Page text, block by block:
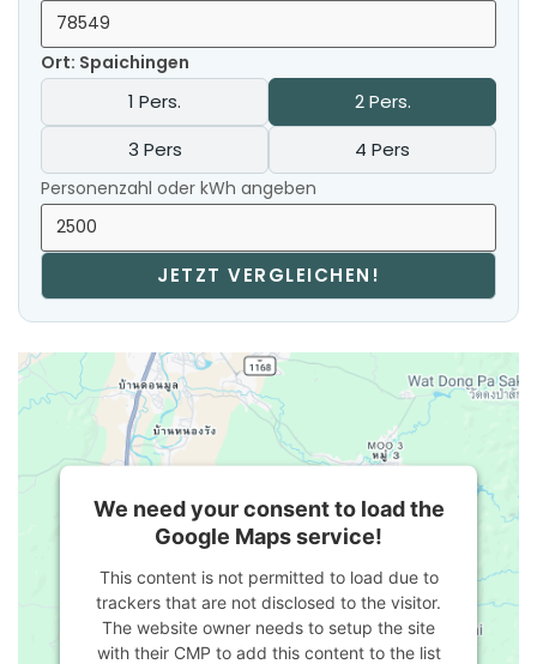
Ort: Spaichingen
1 Pers.
2 Pers.
3 Pers
4 Pers
Personenzahl oder kWh angeben
JETZT VERGLEICHEN!
We need your consent to load the
Google Maps service!
This content is not permitted to load due to
trackers that are not disclosed to the visitor.
The website owner needs to setup the site
with their CMP to add this content to the list